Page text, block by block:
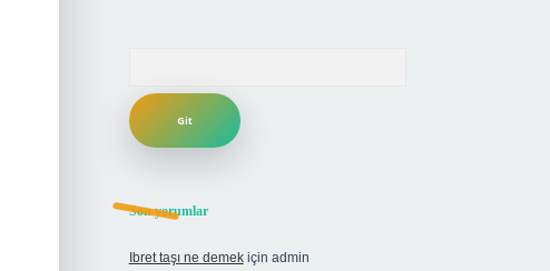
Son yorumlar
Ibret taşı ne demekiçin admin